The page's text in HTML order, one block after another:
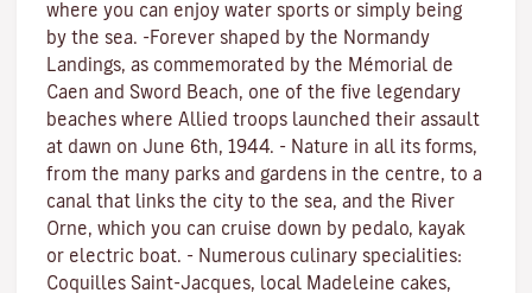
where you can enjoy water sports or simply being
by the sea. -Forever shaped by the Normandy
Landings, as commemorated by the Mémorial de
Caen and Sword Beach, one of the five legendary
beaches where Allied troops launched their assault
at dawn on June 6th, 1944. - Nature in all its forms,
from the many parks and gardens in the centre, to a
canal that links the city to the sea, and the River
Orne, which you can cruise down by pedalo, kayak
or electric boat. - Numerous culinary specialities:
Coquilles Saint-Jacques, local Madeleine cakes,